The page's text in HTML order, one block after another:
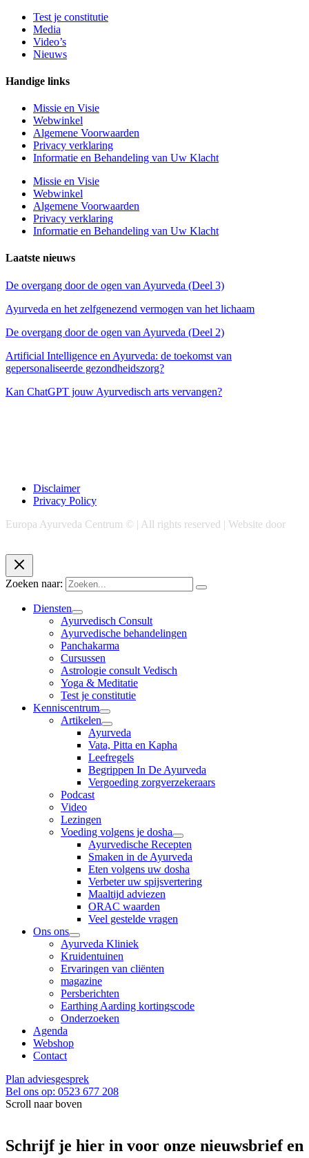
Test je constitutie
Media
Video’s
Nieuws
Handige links
Missie en Visie
Webwinkel
Algemene Voorwaarden
Privacy verklaring
Informatie en Behandeling van Uw Klacht
Missie en Visie
Webwinkel
Algemene Voorwaarden
Privacy verklaring
Informatie en Behandeling van Uw Klacht
Laatste nieuws
De overgang door de ogen van Ayurveda (Deel 3)
Ayurveda en het zelfgenezend vermogen van het lichaam
De overgang door de ogen van Ayurveda (Deel 2)
Artificial Intelligence en Ayurveda: de toekomst van
gepersonaliseerde gezondheidszorg?
Kan ChatGPT jouw Ayurvedisch arts vervangen?
Disclaimer
Privacy Policy
Europa Ayurveda Centrum © | All rights reserved | Website door
Zoeken naar:
Diensten
Ayurvedisch Consult
Ayurvedische behandelingen
Panchakarma
Cursussen
Astrologie consult Vedisch
Yoga & Meditatie
Test je constitutie
Kenniscentrum
Artikelen
Ayurveda
Vata, Pitta en Kapha
Leefregels
Begrippen In De Ayurveda
Vergoeding zorgverzekeraars
Podcast
Video
Lezingen
Voeding volgens je dosha
Ayurvedische Recepten
Smaken in de Ayurveda
Eten volgens uw dosha
Verbeter uw spijsvertering
Maaltijd adviezen
ORAC waarden
Veel gestelde vragen
Ons ons
Ayurveda Kliniek
Kruidentuinen
Ervaringen van cliënten
magazine
Persberichten
Earthing Aarding kortingscode
Onderzoeken
Agenda
Webshop
Contact
Plan adviesgesprek
Bel ons op: 0523 677 208
Scroll naar boven
Schrijf je hier in voor onze nieuwsbrief en